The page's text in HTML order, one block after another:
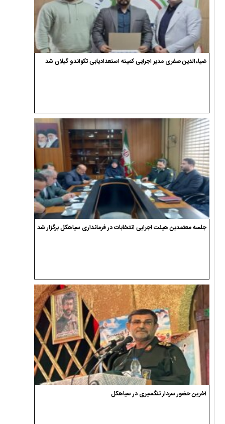
ضیاءالدین صفری مدیر اجرایی کمیته استعدادیابی تکواندو گیلان شد
جلسه معتمدین هیئت اجرایی انتخابات در فرمانداری سیاهکل برگزار شد
آخرین حضور سردار تنگسیری در سیاهکل